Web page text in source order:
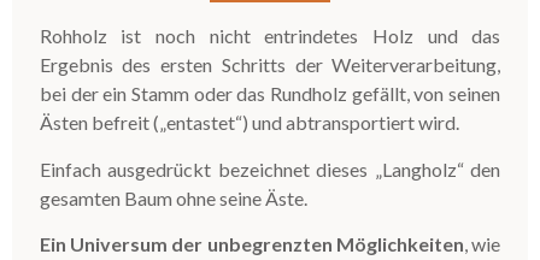
Rohholz ist noch nicht entrindetes Holz und das
Ergebnis des ersten Schritts der Weiterverarbeitung,
bei der ein Stamm oder das Rundholz gefällt, von seinen
Ästen befreit („entastet“) und abtransportiert wird.
Einfach ausgedrückt bezeichnet dieses „Langholz“ den
gesamten Baum ohne seine Äste.
Ein Universum der unbegrenzten Möglichkeiten, wie